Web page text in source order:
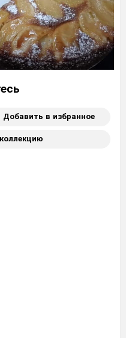
Добавить в избранное